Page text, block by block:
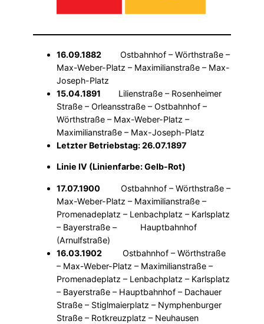
16.09.1882 Ostbahnhof – Wörthstraße –
Max-Weber-Platz – Maximilianstraße – Max-
Joseph-Platz
15.04.1891
Lilienstraße – Rosenheimer
Straße – Orleansstraße – Ostbahnhof –
Wörthstraße – Max-Weber-Platz –
Maximilianstraße – Max-Joseph-Platz
Letzter Betriebstag: 26.07.1897
Linie IV (Linienfarbe: Gelb-Rot)
17.07.1900
Ostbahnhof – Wörthstraße –
Max-Weber-Platz – Maximilianstraße –
Promenadeplatz – Lenbachplatz – Karlsplatz
– Bayerstraße – Hauptbahnhof
(Arnulfstraße)
16.03.1902
Ostbahnhof – Wörthstraße
– Max-Weber-Platz – Maximilianstraße –
Promenadeplatz – Lenbachplatz – Karlsplatz
– Bayerstraße – Hauptbahnhof – Dachauer
Straße – Stiglmaierplatz – Nymphenburger
Straße – Rotkreuzplatz – Neuhausen